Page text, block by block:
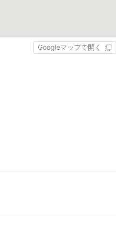
Googleマップで開く